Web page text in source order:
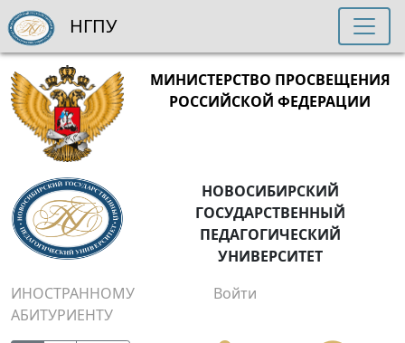
МИНИСТЕРСТВО ПРОСВЕЩЕНИЯ
РОССИЙСКОЙ ФЕДЕРАЦИИ
НОВОСИБИРСКИЙ
ГОСУДАРСТВЕННЫЙ
ПЕДАГОГИЧЕСКИЙ
УНИВЕРСИТЕТ
ИНОСТРАННОМУ
АБИТУРИЕНТУ
Войти
НГПУ